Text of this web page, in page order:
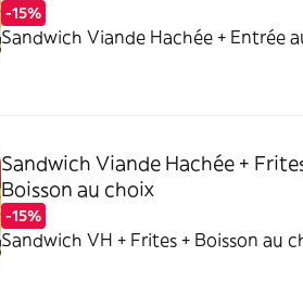
-15%
Sandwich Viande Hachée +
Boisson au choix
-15%
Sandwich VH + Frites + Boisson au